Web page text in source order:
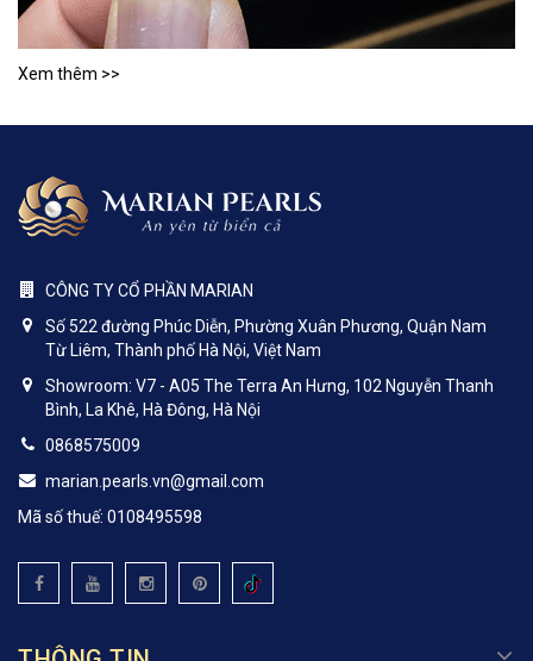
Xem thêm >>
CÔNG TY CỔ PHẦN MARIAN
Số 522 đường Phúc Diễn, Phường Xuân Phương, Quận Nam
Từ Liêm, Thành phố Hà Nội, Việt Nam
Showroom: V7 - A05 The Terra An Hưng, 102 Nguyễn Thanh
Bình, La Khê, Hà Đông, Hà Nội
0868575009
marian.pearls.vn@gmail.com
Mã số thuế: 0108495598